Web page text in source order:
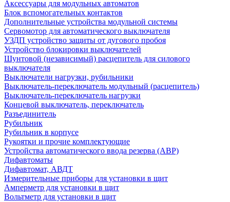
Аксессуары для модульных автоматов
Блок вспомогательных контактов
Дополнительные устройства модульной системы
Сервомотор для автоматического выключателя
УЗДП устройство защиты от дугового пробоя
Устройство блокировки выключателей
Шунтовой (независимый) расцепитель для силового
выключателя
Выключатели нагрузки, рубильники
Выключатель-переключатель модульный (расцепитель)
Выключатель-переключатель нагрузки
Концевой выключатель, переключатель
Разъединитель
Рубильник
Рубильник в корпусе
Рукоятки и прочие комплектующие
Устройства автоматического ввода резерва (АВР)
Дифавтоматы
Дифавтомат, АВДТ
Измерительные приборы для установки в щит
Амперметр для установки в щит
Вольтметр для установки в щит